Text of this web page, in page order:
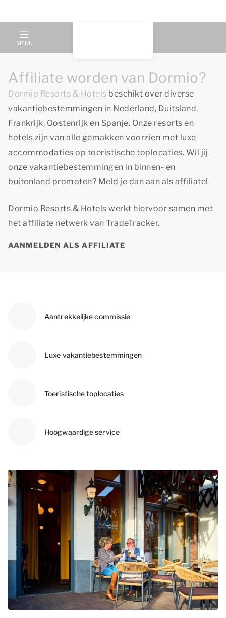
MENU
Affiliate worden van Dormio?
Dormio Resorts & Hotels beschikt over diverse
vakantiebestemmingen in Nederland, Duitsland,
Frankrijk, Oostenrijk en Spanje. Onze resorts en
hotels zijn van alle gemakken voorzien met luxe
accommodaties op toeristische toplocaties. Wil jij
onze vakantiebestemmingen in binnen- en
buitenland promoten? Meld je dan aan als affiliate!
Dormio Resorts & Hotels werkt hiervoor samen met
het affiliate netwerk van TradeTracker.
AANMELDEN ALS AFFILIATE
Aantrekkelijke commissie
Luxe vakantiebestemmingen
Toeristische toplocaties
Hoogwaardige service